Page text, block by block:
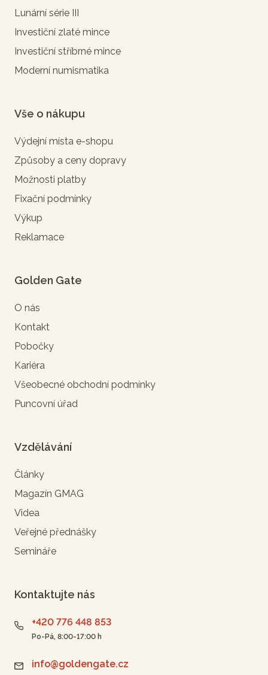
Lunární série III
Investiční zlaté mince
Investiční stříbrné mince
Moderní numismatika
Vše o nákupu
Výdejní místa e-shopu
Způsoby a ceny dopravy
Možnosti platby
Fixační podmínky
Výkup
Reklamace
Golden Gate
O nás
Kontakt
Pobočky
Kariéra
Všeobecné obchodní podmínky
Puncovní úřad
Vzdělávání
Články
Magazín GMAG
Videa
Veřejné přednášky
Semináře
Kontaktujte nás
+420 776 448 853
Po-Pá, 8:00-17:00 h
info@goldengate.cz